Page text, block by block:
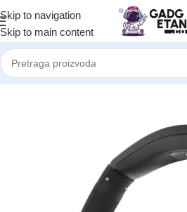
Skip to navigation
Skip to main content
Početna Elektronika Audio Proizvodi